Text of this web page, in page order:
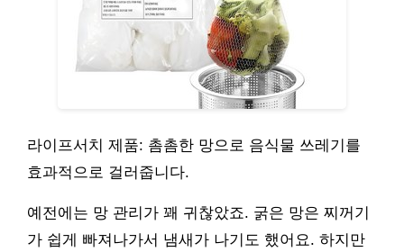
라이프서치 제품: 촘촘한 망으로 음식물 쓰레기를
효과적으로 걸러줍니다.
예전에는 망 관리가 꽤 귀찮았죠. 굵은 망은 찌꺼기
가 쉽게 빠져나가서 냄새가 나기도 했어요. 하지만